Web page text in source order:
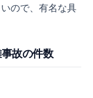
ので、有名な具
故の件数